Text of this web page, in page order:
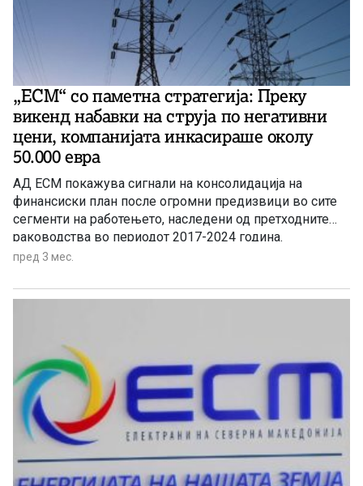
„ЕСМ“ со паметна стратегија: Преку
викенд набавки на струја по негативни
цени, компанијата инкасираше околу
50.000 евра
АД ЕСМ покажува сигнали на консолидација на
финансиски план после огромни предизвици во сите
сегменти на работењето, наследени од претходните
раководства во периодот 2017-2024 година.
пред 3 мес.